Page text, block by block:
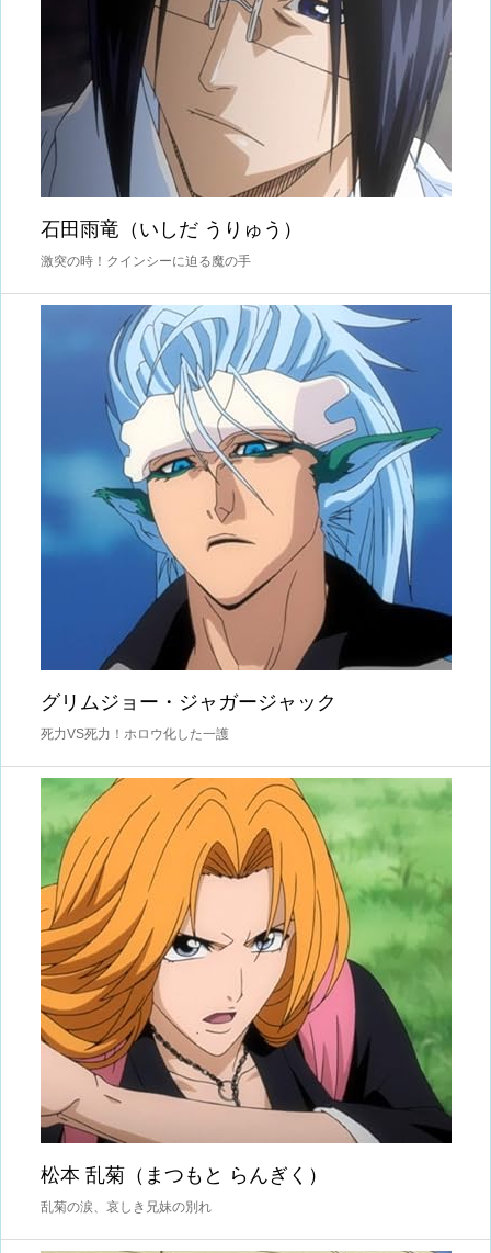
石田雨竜（いしだ うりゅう）
激突の時！クインシーに迫る魔の手
グリムジョー・ジャガージャック
死力VS死力！ホロウ化した一護
松本 乱菊（まつもと らんぎく）
乱菊の涙、哀しき兄妹の別れ